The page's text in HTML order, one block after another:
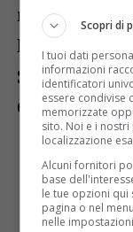
restauro
Bramante,
Cristina
Scopri di
I tuoi dati
informazioni
identificatori
essere condivise
memorizzate
sito. Noi e i
localizzazione
Alcuni fornitori
base
le tue opzioni qui
pagina o nel
nelle